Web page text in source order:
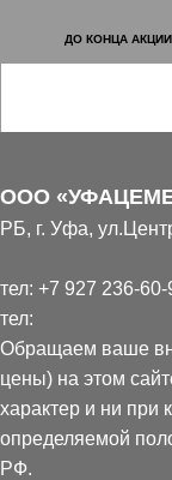
ДО КОНЦА
НАШИ
ООО
РБ, г. Уфа,
тел: +7 927 236-60-
тел:
Обращаем ваше
цены) на этом
характер и ни при
определяемой
РФ.